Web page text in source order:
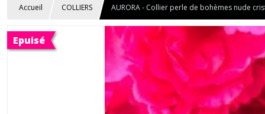
Accueil COLLIERS AURORA - Collier perle de bohèmes nude
Epuisé